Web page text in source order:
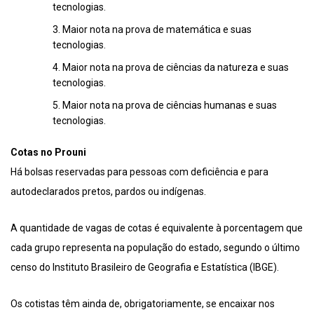
tecnologias.
Maior nota na prova de matemática e suas
tecnologias.
Maior nota na prova de ciências da natureza e suas
tecnologias.
Maior nota na prova de ciências humanas e suas
tecnologias.
Cotas no Prouni
Há bolsas reservadas para pessoas com deficiência e para
autodeclarados pretos, pardos ou indígenas.
A quantidade de vagas de cotas é equivalente à porcentagem que
cada grupo representa na população do estado, segundo o último
censo do Instituto Brasileiro de Geografia e Estatística (IBGE).
Os cotistas têm ainda de, obrigatoriamente, se encaixar nos